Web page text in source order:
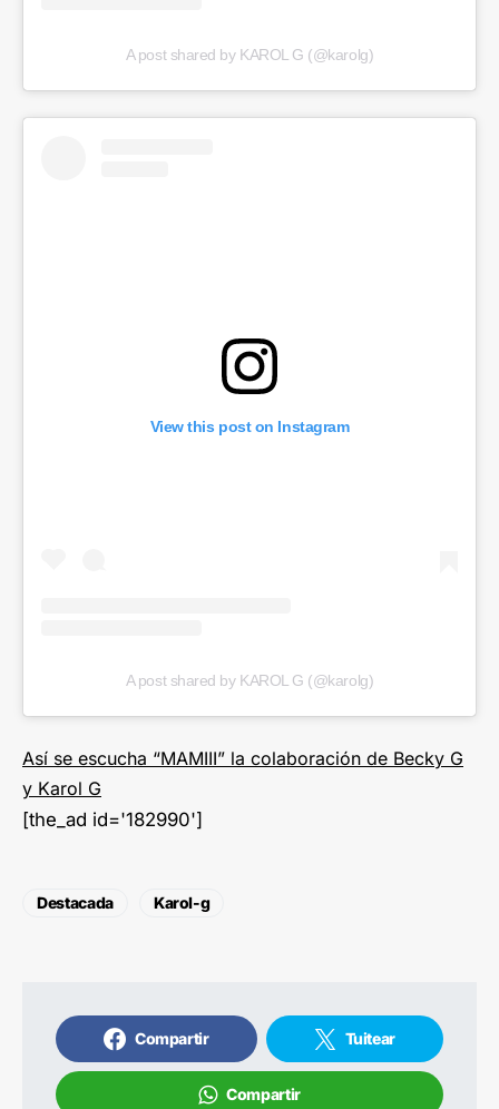
A post shared by KAROL G (@karolg)
View this post on Instagram
A post shared by KAROL G (@karolg)
Así se escucha “MAMIII” la colaboración de Becky G
y Karol G
[the_ad id='182990']
Destacada Karol-g
Compartir Tuitear
Compartir